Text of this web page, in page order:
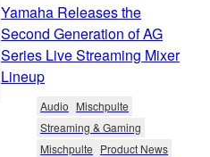
Yamaha Releases the
Second Generation of AG
Series Live Streaming Mixer
Lineup
Audio Mischpulte
Streaming & Gaming
Mischpulte Product News